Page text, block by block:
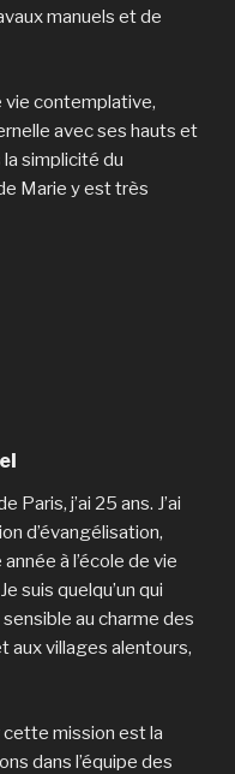
manuels et de
vie contemplative,
avec ses hauts et
simplicité du
Marie y est très
Paris, j’ai 25 ans. J’ai
d’évangélisation,
à l’école de vie
suis quelqu’un qui
au charme des
aux villages alentours,
mission est la
dans l’équipe des